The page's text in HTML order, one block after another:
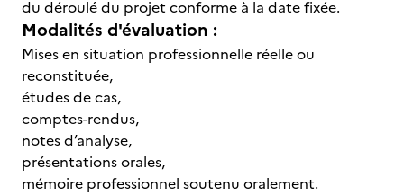
du déroulé du projet conforme à la date fixée.
Modalités d'évaluation :
Mises en situation professionnelle réelle ou
reconstituée,
études de cas,
comptes-rendus,
notes d’analyse,
présentations orales,
mémoire professionnel soutenu oralement.